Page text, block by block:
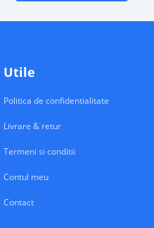
Utile
Politica de confidentialitate
Livrare & retur
Termeni si conditii
Contul meu
Contact